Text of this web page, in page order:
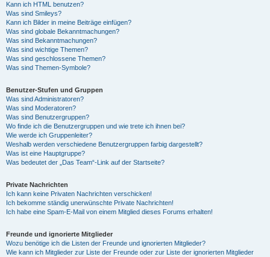
Kann ich HTML benutzen?
Was sind Smileys?
Kann ich Bilder in meine Beiträge einfügen?
Was sind globale Bekanntmachungen?
Was sind Bekanntmachungen?
Was sind wichtige Themen?
Was sind geschlossene Themen?
Was sind Themen-Symbole?
Benutzer-Stufen und Gruppen
Was sind Administratoren?
Was sind Moderatoren?
Was sind Benutzergruppen?
Wo finde ich die Benutzergruppen und wie trete ich ihnen bei?
Wie werde ich Gruppenleiter?
Weshalb werden verschiedene Benutzergruppen farbig dargestellt?
Was ist eine Hauptgruppe?
Was bedeutet der „Das Team“-Link auf der Startseite?
Private Nachrichten
Ich kann keine Privaten Nachrichten verschicken!
Ich bekomme ständig unerwünschte Private Nachrichten!
Ich habe eine Spam-E-Mail von einem Mitglied dieses Forums erhalten!
Freunde und ignorierte Mitglieder
Wozu benötige ich die Listen der Freunde und ignorierten Mitglieder?
Wie kann ich Mitglieder zur Liste der Freunde oder zur Liste der ignorierten Mitglieder